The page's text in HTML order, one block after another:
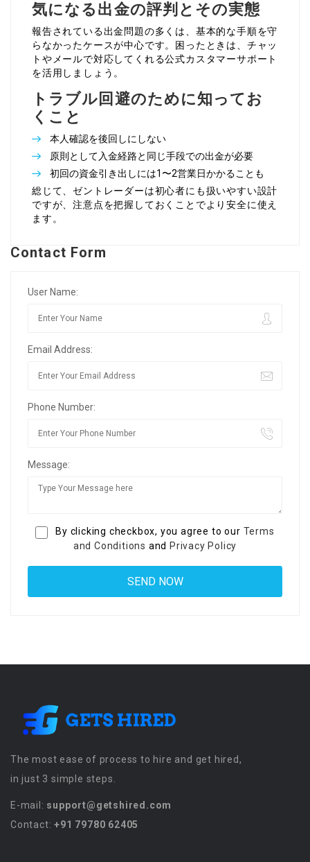
気になる出金の評判とその実態
報告されている出金問題の多くは、基本的な手順を守
らなかったケースが中心です。困ったときは、チャッ
トやメールで対応してくれる公式カスタマーサポート
を活用しましょう。
トラブル回避のために知ってお
くこと
本人確認を後回しにしない
原則として入金経路と同じ手段での出金が必要
初回の資金引き出しには1〜2営業日かかることも
総じて、ゼントレーダーは初心者にも扱いやすい設計
ですが、注意点を把握しておくことでより安全に使え
ます。
Contact Form
User Name:
Email Address:
Phone Number:
Message:
By clicking checkbox, you agree to our Terms
and Conditions and Privacy Policy
The most ease of process to hire and get hired,
in just 3 simple steps.
E-mail: support@getshired.com
Contact:+91 79780 62405